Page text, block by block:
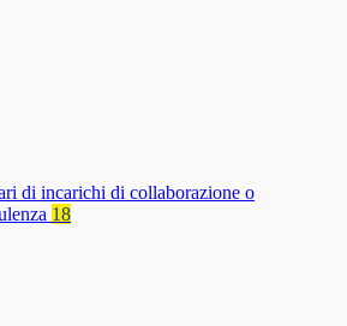
di incarichi di collaborazione o
18